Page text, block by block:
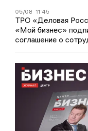
05/08 11:45
ТРО «Деловая
«Мой бизнес»
соглашение о